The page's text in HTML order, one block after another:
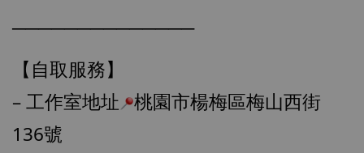
──────────────
【自取服務】
– 工作室地址
桃園市楊梅區梅山西街
136號